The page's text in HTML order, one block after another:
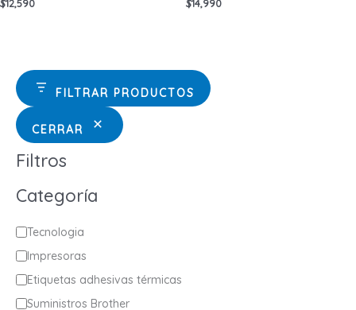
FILTRAR PRODUCTOS
CERRAR
Filtros
Categoría
C
a
t
e
Tecnologia
Impresoras
Etiquetas adhesivas térmicas
Suministros Brother
$12,590 $14,990